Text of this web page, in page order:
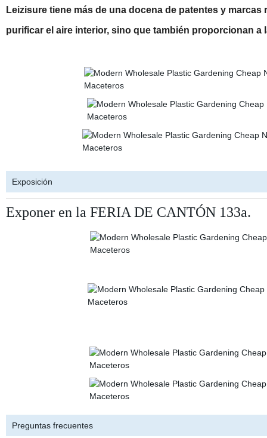
Leizisure tiene más de una docena de patentes y
purificar el aire interior, sino que también proporcionan
Exposición
Exponer en la FERIA DE CANTÓN 133a.
Preguntas frecuentes